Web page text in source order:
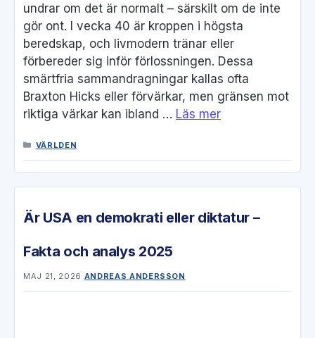
undrar om det är normalt – särskilt om de inte
gör ont. I vecka 40 är kroppen i högsta
beredskap, och livmodern tränar eller
förbereder sig inför förlossningen. Dessa
smärtfria sammandragningar kallas ofta
Braxton Hicks eller förvärkar, men gränsen mot
riktiga värkar kan ibland … Läs mer
KATEGORIER
VÄRLDEN
Är USA en demokrati eller diktatur –
Fakta och analys 2025
MAJ 21, 2026 ANDREAS ANDERSSON